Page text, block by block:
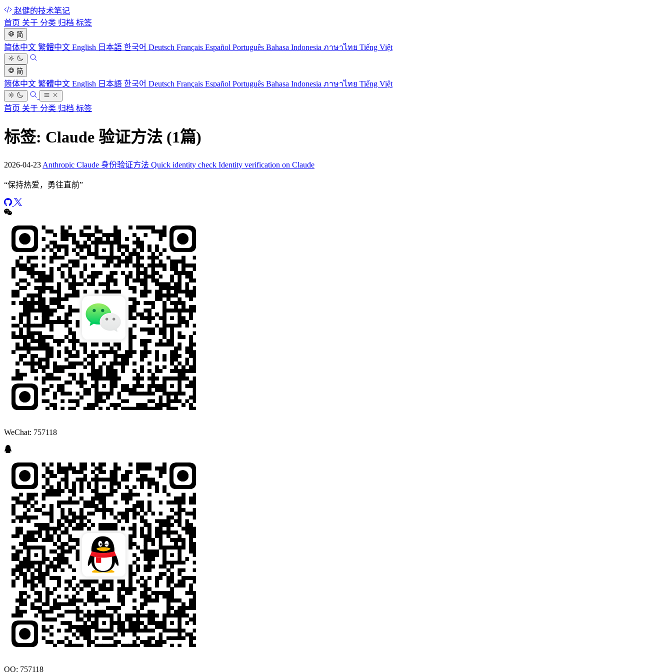
赵健的技术笔记
首页 关于 分类 归档 标签
简
简体中文 繁體中文 English 日本語 한국어 Deutsch Français Español Português Bahasa Indonesia ภาษาไทย Tiếng Việt
简
简体中文 繁體中文 English 日本語 한국어 Deutsch Français Español Português Bahasa Indonesia ภาษาไทย Tiếng Việt
首页 关于 分类 归档 标签
标签: Claude 验证方法 (1篇)
2026-04-23 Anthropic Claude 身份验证方法 Quick identity check Identity verification on Claude
“保持热爱，勇往直前”
WeChat: 757118
QQ: 757118